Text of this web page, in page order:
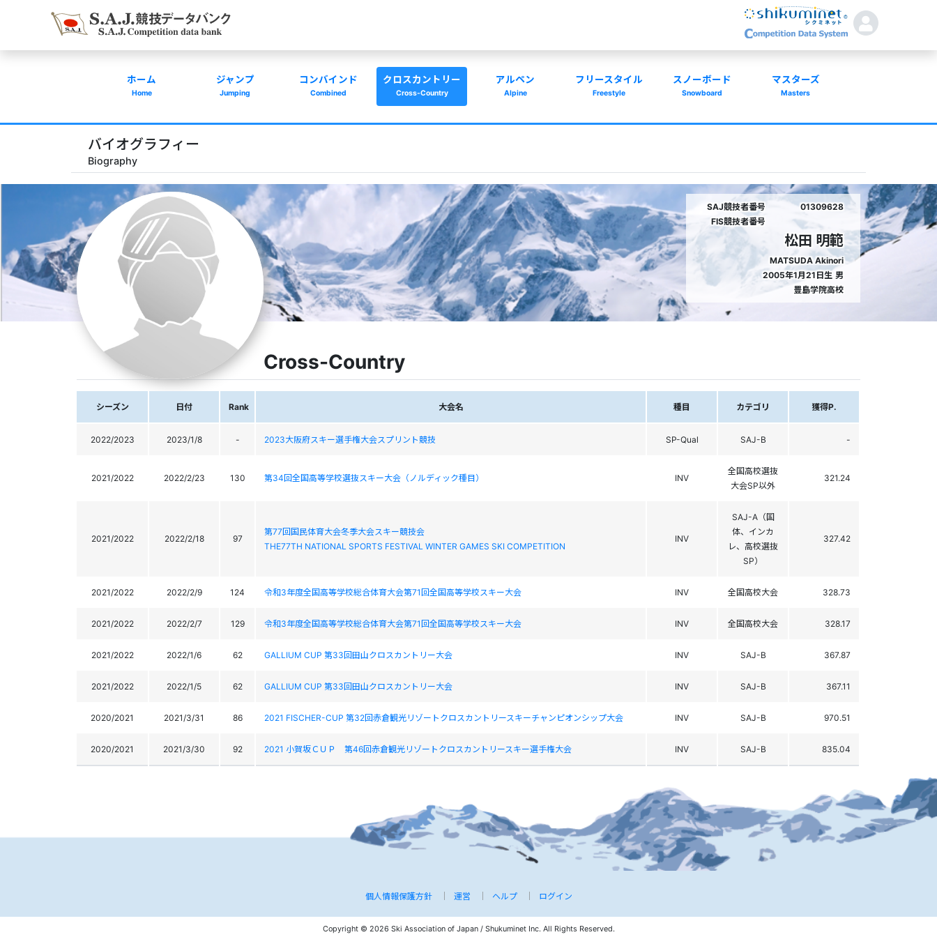
ホーム
Home
ジャンプ
Jumping
コンバインド
Combined
クロスカントリー
Cross-Country
アルペン
Alpine
フリースタイル
Freestyle
スノーボード
Snowboard
マスターズ
Masters
バイオグラフィー
Biography
SAJ競技者番号
01309628
FIS競技者番号
松田 明範
MATSUDA Akinori
2005年1月21日生 男
豊島学院高校
Cross-Country
シーズン 日付 Rank 大会名 種目 カテゴリ 獲得P.
2022/2023 2023/1/8 - 2023大阪府スキー選手権大会スプリント競技 SP-Qual SAJ-B -
2021/2022 2022/2/23 130 第34回全国高等学校選抜スキー大会（ノルディック種目） INV
全国高校選抜
大会SP以外
321.24
2021/2022 2022/2/18 97
第77回国民体育大会冬季大会スキー競技会
THE77TH NATIONAL SPORTS FESTIVAL WINTER GAMES SKI COMPETITION
INV
SAJ-A（国
体、インカ
レ、高校選抜
SP）
327.42
2021/2022 2022/2/9 124 令和3年度全国高等学校総合体育大会第71回全国高等学校スキー大会 INV 全国高校大会 328.73
2021/2022 2022/2/7 129 令和3年度全国高等学校総合体育大会第71回全国高等学校スキー大会 INV 全国高校大会 328.17
2021/2022 2022/1/6 62 GALLIUM CUP 第33回田山クロスカントリー大会 INV SAJ-B 367.87
2021/2022 2022/1/5 62 GALLIUM CUP 第33回田山クロスカントリー大会 INV SAJ-B 367.11
2020/2021 2021/3/31 86 2021 FISCHER-CUP 第32回赤倉観光リゾートクロスカントリースキーチャンピオンシップ大会 INV SAJ-B 970.51
2020/2021 2021/3/30 92 2021 小賀坂ＣＵＰ 第46回赤倉観光リゾートクロスカントリースキー選手権大会 INV SAJ-B 835.04
個人情報保護方針 運営 ヘルプ ログイン
Copyright © 2026 Ski Association of Japan / Shukuminet Inc. All Rights Reserved.